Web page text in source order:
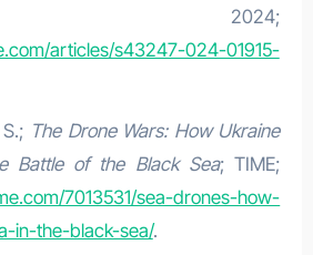
2024;
articles/s43247-024-01915-
The Drone Wars: How Ukraine
Battle of the Black Sea; TIME;
7013531/sea-drones-how-
in-the-black-sea/.